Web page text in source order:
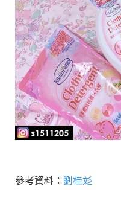
參考資料： 劉桂彣